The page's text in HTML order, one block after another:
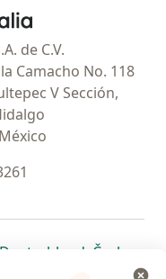
- Página de inicio
de C.V.
Camacho No. 118
V Sección,
pestaña
en una nueva pestaña
se abre en una nueva
Deutschlandse abre en
Česko
pestaña
nueva pestaña
en una nueva pestaña
se abre en una nueva
se abre en
se